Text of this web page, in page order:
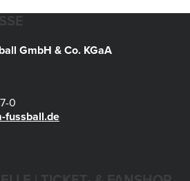
GmbH & Co. KGaA
0
fussball.de